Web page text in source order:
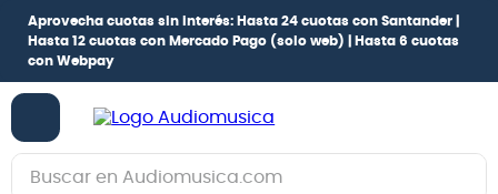
Aprovecha cuotas sin interés: Hasta 24 cuotas con Santander |
Hasta 12 cuotas con Mercado Pago (solo web) |
Hasta 6 cuotas
con Webpay
Buscar en Audiomusica.com